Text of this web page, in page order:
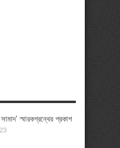
স্মারকগ্রন্থের প্রকাশ